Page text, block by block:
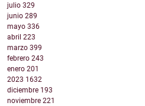
julio 329
junio 289
mayo 336
abril 223
marzo 399
febrero 243
enero 201
2023 1632
diciembre 193
noviembre 221